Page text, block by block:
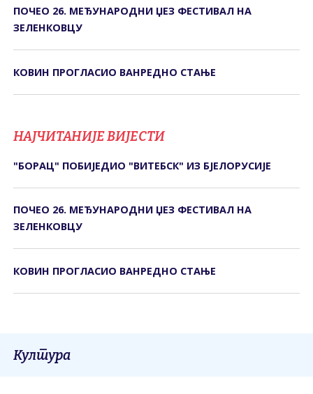
ПОЧЕО 26. МЕЂУНАРОДНИ ЏЕЗ ФЕСТИВАЛ НА
ЗЕЛЕНКОВЦУ
КОВИН ПРОГЛАСИО ВАНРЕДНО СТАЊЕ
НАЈЧИТАНИЈЕ ВИЈЕСТИ
"БОРАЦ" ПОБИЈЕДИО "ВИТЕБСК" ИЗ БЈЕЛОРУСИЈЕ
ПОЧЕО 26. МЕЂУНАРОДНИ ЏЕЗ ФЕСТИВАЛ НА
ЗЕЛЕНКОВЦУ
КОВИН ПРОГЛАСИО ВАНРЕДНО СТАЊЕ
Култура